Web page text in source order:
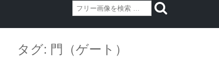
contentタグ: 門（ゲート）